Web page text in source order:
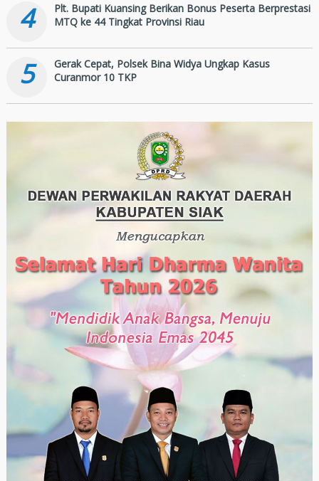
4
Plt. Bupati Kuansing Berikan Bonus Peserta Berprestasi
MTQ ke 44 Tingkat Provinsi Riau
5
Gerak Cepat, Polsek Bina Widya Ungkap Kasus
Curanmor 10 TKP